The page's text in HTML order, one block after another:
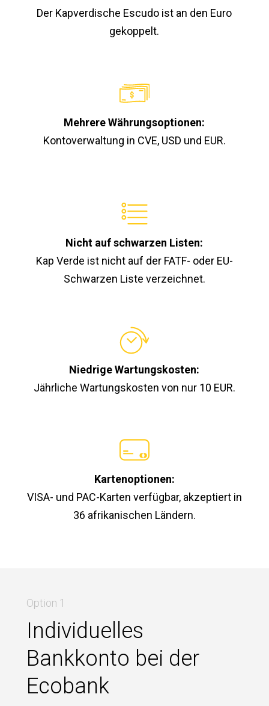
Der Kapverdische Escudo ist an den Euro
gekoppelt.
Mehrere Währungsoptionen:
Kontoverwaltung in CVE, USD und EUR.
Nicht auf schwarzen Listen:
Kap Verde ist nicht auf der FATF- oder EU-
Schwarzen Liste verzeichnet.
Niedrige Wartungskosten:
Jährliche Wartungskosten von nur 10 EUR.
Kartenoptionen:
VISA- und PAC-Karten verfügbar, akzeptiert in
36 afrikanischen Ländern.
Option 1
Individuelles
Bankkonto bei der
Ecobank